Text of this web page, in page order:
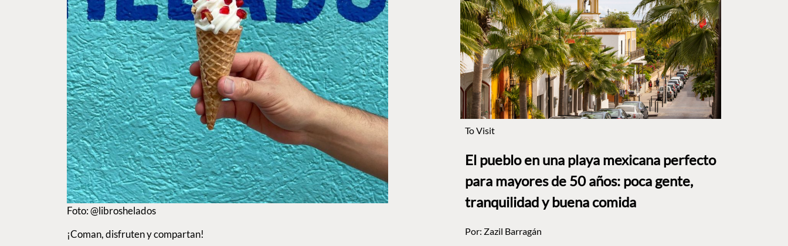
Foto: @libroshelados
¡Coman, disfruten y compartan!
To Visit
El pueblo en una playa mexicana perfecto
para mayores de 50 años: poca gente,
tranquilidad y buena comida
Por: Zazil Barragán